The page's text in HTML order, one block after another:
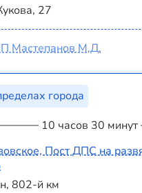
27
Мастепанов М.Д.
города
10 часов 30 минут
Пост ДПС на
802-й км